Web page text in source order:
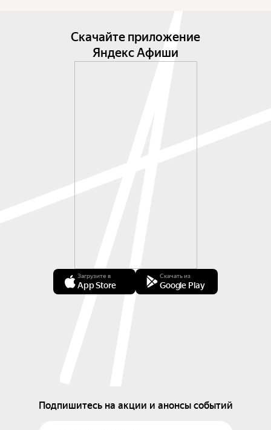
Скачайте приложение
Яндекс Афиши
Загрузите в
App Store
Скачать из
Google Play
Подпишитесь на акции и анонсы событий